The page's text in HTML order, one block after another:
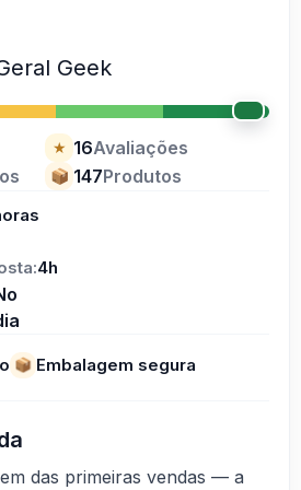
Geek
★ 16Avaliações
📦 147Produtos
4h
📦 Embalagem segura
das primeiras vendas — a